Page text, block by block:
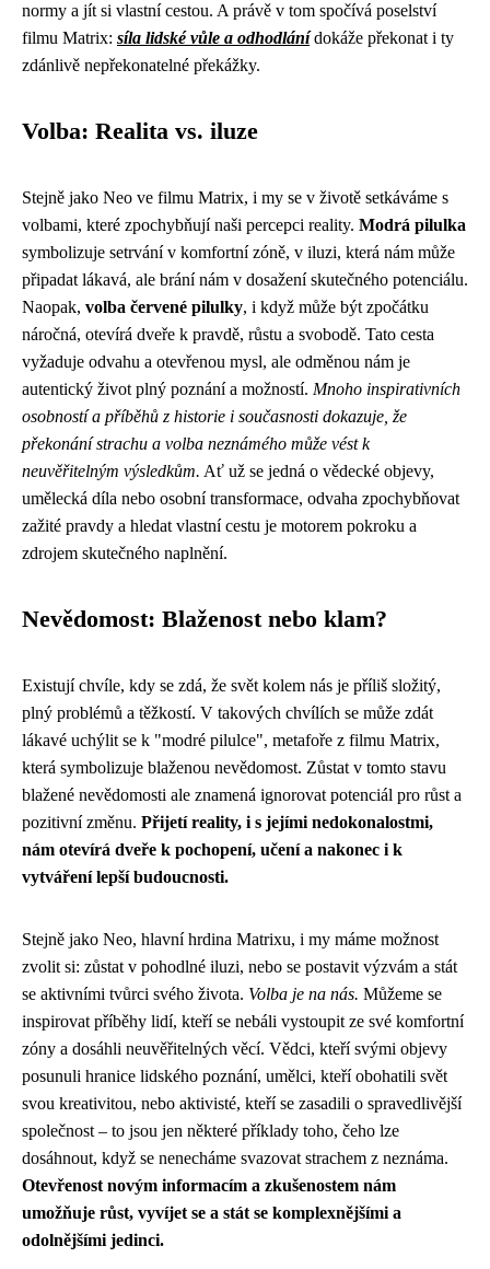
normy a jít si vlastní cestou. A právě v tom spočívá poselství
filmu Matrix: síla lidské vůle a odhodlánídokáže překonat i ty
zdánlivě nepřekonatelné překážky.
Volba: Realita vs. iluze
Stejně jako Neo ve filmu Matrix, i my se v životě setkáváme s
volbami, které zpochybňují naši percepci reality. Modrá pilulka
symbolizuje setrvání v komfortní zóně, v iluzi, která nám může
připadat lákavá, ale brání nám v dosažení skutečného potenciálu.
Naopak, volba červené pilulky, i když může být zpočátku
náročná, otevírá dveře k pravdě, růstu a svobodě. Tato cesta
vyžaduje odvahu a otevřenou mysl, ale odměnou nám je
autentický život plný poznání a možností. Mnoho inspirativních
osobností a příběhů z historie i současnosti dokazuje, že
překonání strachu a volba neznámého může vést k
neuvěřitelným výsledkům. Ať už se jedná o vědecké objevy,
umělecká díla nebo osobní transformace, odvaha zpochybňovat
zažité pravdy a hledat vlastní cestu je motorem pokroku a
zdrojem skutečného naplnění.
Nevědomost: Blaženost nebo klam?
Existují chvíle, kdy se zdá, že svět kolem nás je příliš složitý,
plný problémů a těžkostí. V takových chvílích se může zdát
lákavé uchýlit se k "modré pilulce", metafoře z filmu Matrix,
která symbolizuje blaženou nevědomost. Zůstat v tomto stavu
blažené nevědomosti ale znamená ignorovat potenciál pro růst a
pozitivní změnu. Přijetí reality, i s jejími nedokonalostmi,
nám otevírá dveře k pochopení, učení a nakonec i k
vytváření lepší budoucnosti.
Stejně jako Neo, hlavní hrdina Matrixu, i my máme možnost
zvolit si: zůstat v pohodlné iluzi, nebo se postavit výzvám a stát
se aktivními tvůrci svého života. Volba je na nás. Můžeme se
inspirovat příběhy lidí, kteří se nebáli vystoupit ze své komfortní
zóny a dosáhli neuvěřitelných věcí. Vědci, kteří svými objevy
posunuli hranice lidského poznání, umělci, kteří obohatili svět
svou kreativitou, nebo aktivisté, kteří se zasadili o spravedlivější
společnost – to jsou jen některé příklady toho, čeho lze
dosáhnout, když se nenecháme svazovat strachem z neznáma.
Otevřenost novým informacím a zkušenostem nám
umožňuje růst, vyvíjet se a stát se komplexnějšími a
odolnějšími jedinci.